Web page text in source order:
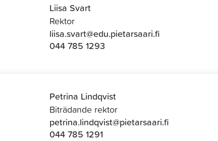
Liisa Svart
Rektor
liisa.svart@edu.pietarsaari.fi
044 785 1293
Petrina Lindqvist
Biträdande rektor
petrina.lindqvist@pietarsaari.fi
044 785 1291